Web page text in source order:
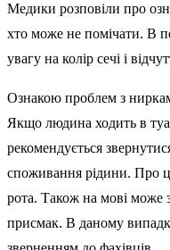
Медики розповіли про
хто може не помічати. В
увагу на колір сечі і
Ознакою проблем з
Якщо людина ходить в
рекомендується
споживання рідини. Про
рота. Також на мові може
присмак. В даному